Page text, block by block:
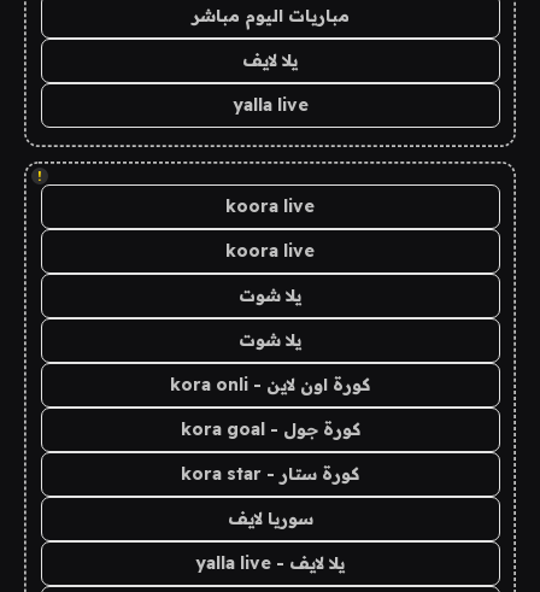
مباريات اليوم مباشر
يلا لايف
yalla live
!
koora live
koora live
يلا شوت
يلا شوت
كورة اون لاين - kora onli
كورة جول - kora goal
كورة ستار - kora star
سوريا لايف
يلا لايف - yalla live